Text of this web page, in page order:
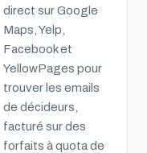
direct sur Google
Maps, Yelp,
Facebook et
YellowPages pour
trouver les emails
de décideurs,
facturé sur des
forfaits à quota de